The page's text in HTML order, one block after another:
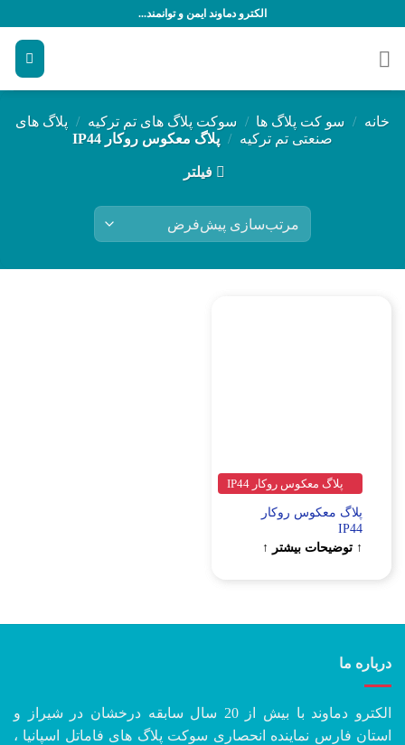
محتوا
الکترو دماوند ایمن و توانمند...
خانه / سو کت پلاگ ها / سوکت پلاگ های تم ترکیه / پلاگ های
صنعتی تم ترکیه / پلاگ معکوس روکار IP44
فیلتر
پلاگ معکوس روکار IP44
پلاگ معکوس روکار
IP44
↑ توضیحات بیشتر ↑
درباره ما
الکترو دماوند با بیش از 20 سال سابقه درخشان در شیراز و
استان فارس نماینده انحصاری سوکت پلاگ های فاماتل اسپانیا ،